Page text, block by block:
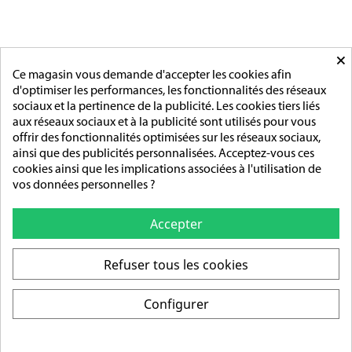
PAGES
L'entreprise
Sur mesure
Mentions légales
Conditions générales de vente
ADRESSE/TÉLÉPHONE
Tél :02 31 83 76 03
Ouverture :
Du lundi au vendredi
×
Ce magasin vous demande d'accepter les cookies afin
d'optimiser les performances, les fonctionnalités des réseaux
sociaux et la pertinence de la publicité. Les cookies tiers liés
aux réseaux sociaux et à la publicité sont utilisés pour vous
offrir des fonctionnalités optimisées sur les réseaux sociaux,
ainsi que des publicités personnalisées. Acceptez-vous ces
cookies ainsi que les implications associées à l'utilisation de
vos données personnelles ?
Accepter
Refuser tous les cookies
Configurer